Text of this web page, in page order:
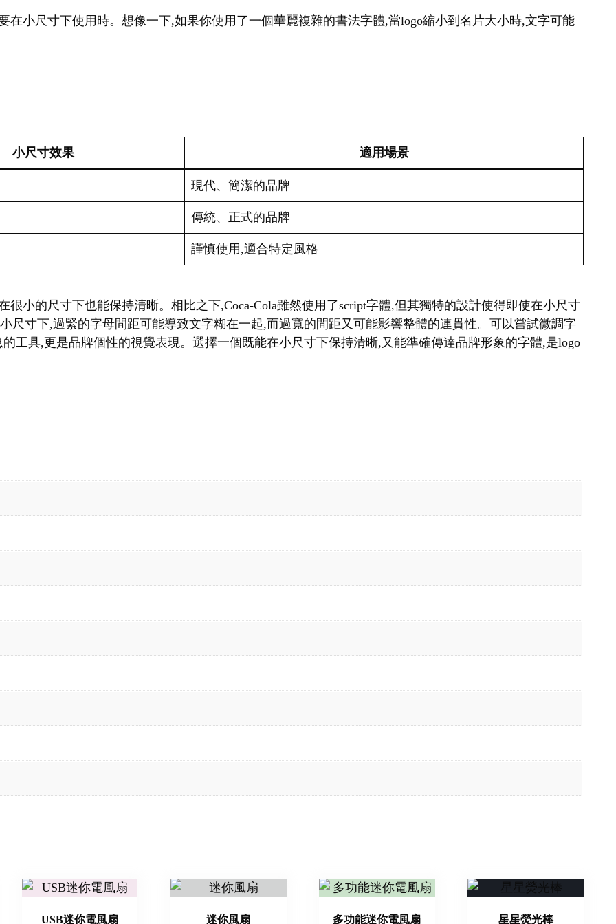
在小尺寸下使用時。想像一下,如果你使用了一個華麗複雜的書法字體,當logo縮小到名片大小時,文字可能
小尺寸效果 適用場景
現代、簡潔的品牌
傳統、正式的品牌
謹慎使用,適合特定風格
很小的尺寸下也能保持清晰。相比之下,Coca-Cola雖然使用了script字體,但其獨特的設計使得即使在小尺寸
尺寸下,過緊的字母間距可能導致文字糊在一起,而過寬的間距又可能影響整體的連貫性。可以嘗試微調字
工具,更是品牌個性的視覺表現。選擇一個既能在小尺寸下保持清晰,又能準確傳達品牌形象的字體,是logo
USB迷你電風扇 迷你風扇 多功能迷你電風扇 星星熒光棒